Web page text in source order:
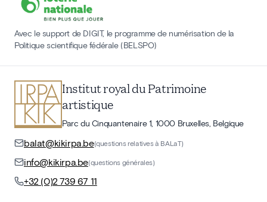
Avec le support de DIGIT, le programme de numérisation de la
Politique scientifique fédérale (BELSPO)
Institut royal du Patrimoine
artistique
Parc du Cinquantenaire 1, 1000 Bruxelles, Belgique
balat@kikirpa.be(questions relatives à BALaT)
info@kikirpa.be(questions générales)
+32 (0)2 739 67 11